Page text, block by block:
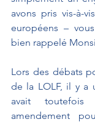
avons pris vis-à-
européens –
bien rappelé
Lors des débats
de la LOLF, il y a
avait
amendement